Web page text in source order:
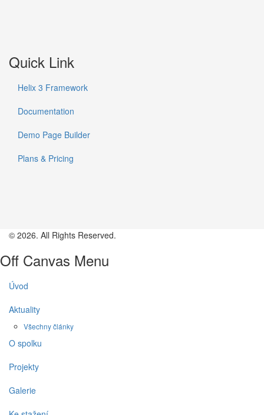
Quick Link
Helix 3 Framework
Documentation
Demo Page Builder
Plans & Pricing
© 2026. All Rights Reserved.
Off Canvas Menu
Úvod
Aktuality
Všechny články
O spolku
Projekty
Galerie